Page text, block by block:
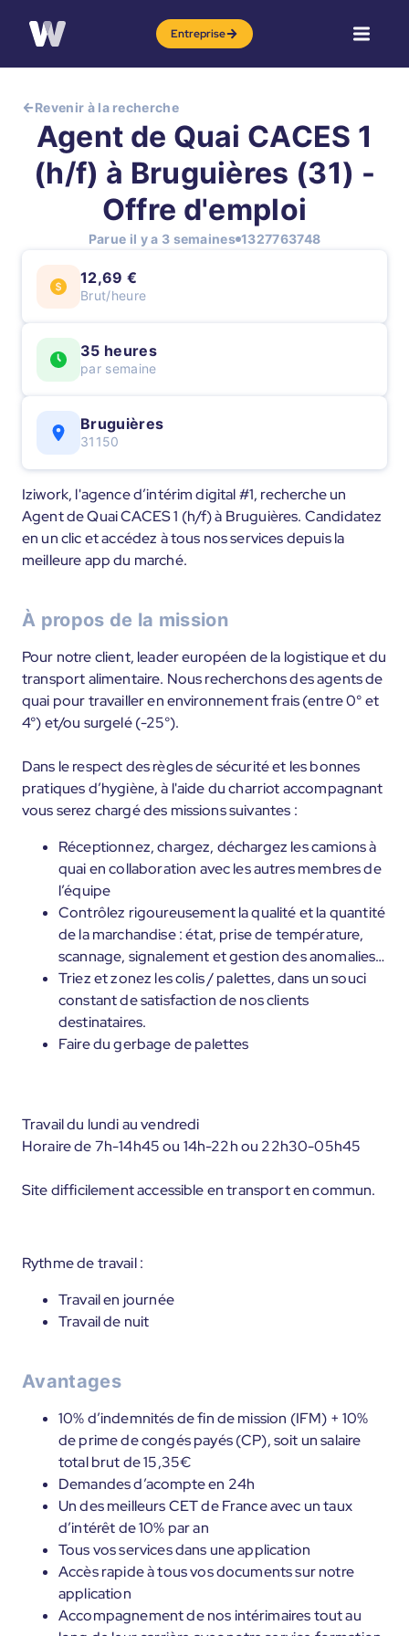
Entreprise
Revenir à la recherche
Agent de Quai CACES 1
(h/f) à Bruguières (31) -
Offre d'emploi
Parue il y a 3 semaines 1327763748
12,69 €
Brut/heure
35 heures
par semaine
Bruguières
31150
Iziwork, l'agence d’intérim digital #1, recherche un
Agent de Quai CACES 1 (h/f) à Bruguières. Candidatez
en un clic et accédez à tous nos services depuis la
meilleure app du marché.
À propos de la mission
Pour notre client, leader européen de la logistique et du
transport alimentaire. Nous recherchons des agents de
quai pour travailler en environnement frais (entre 0° et
4°) et/ou surgelé (-25°).
Dans le respect des règles de sécurité et les bonnes
pratiques d’hygiène, à l'aide du charriot accompagnant
vous serez chargé des missions suivantes :
Réceptionnez, chargez, déchargez les camions à
quai en collaboration avec les autres membres de
l’équipe
Contrôlez rigoureusement la qualité et la quantité
de la marchandise : état, prise de température,
scannage, signalement et gestion des anomalies…
Triez et zonez les colis / palettes, dans un souci
constant de satisfaction de nos clients
destinataires.
Faire du gerbage de palettes
Travail du lundi au vendredi
Horaire de 7h-14h45 ou 14h-22h ou 22h30-05h45
Site difficilement accessible en transport en commun.
Rythme de travail :
Travail en journée
Travail de nuit
Avantages
10% d’indemnités de fin de mission (IFM) + 10%
de prime de congés payés (CP), soit un salaire
total brut de 15,35€
Demandes d’acompte en 24h
Un des meilleurs CET de France avec un taux
d’intérêt de 10% par an
Tous vos services dans une application
Accès rapide à tous vos documents sur notre
application
Accompagnement de nos intérimaires tout au